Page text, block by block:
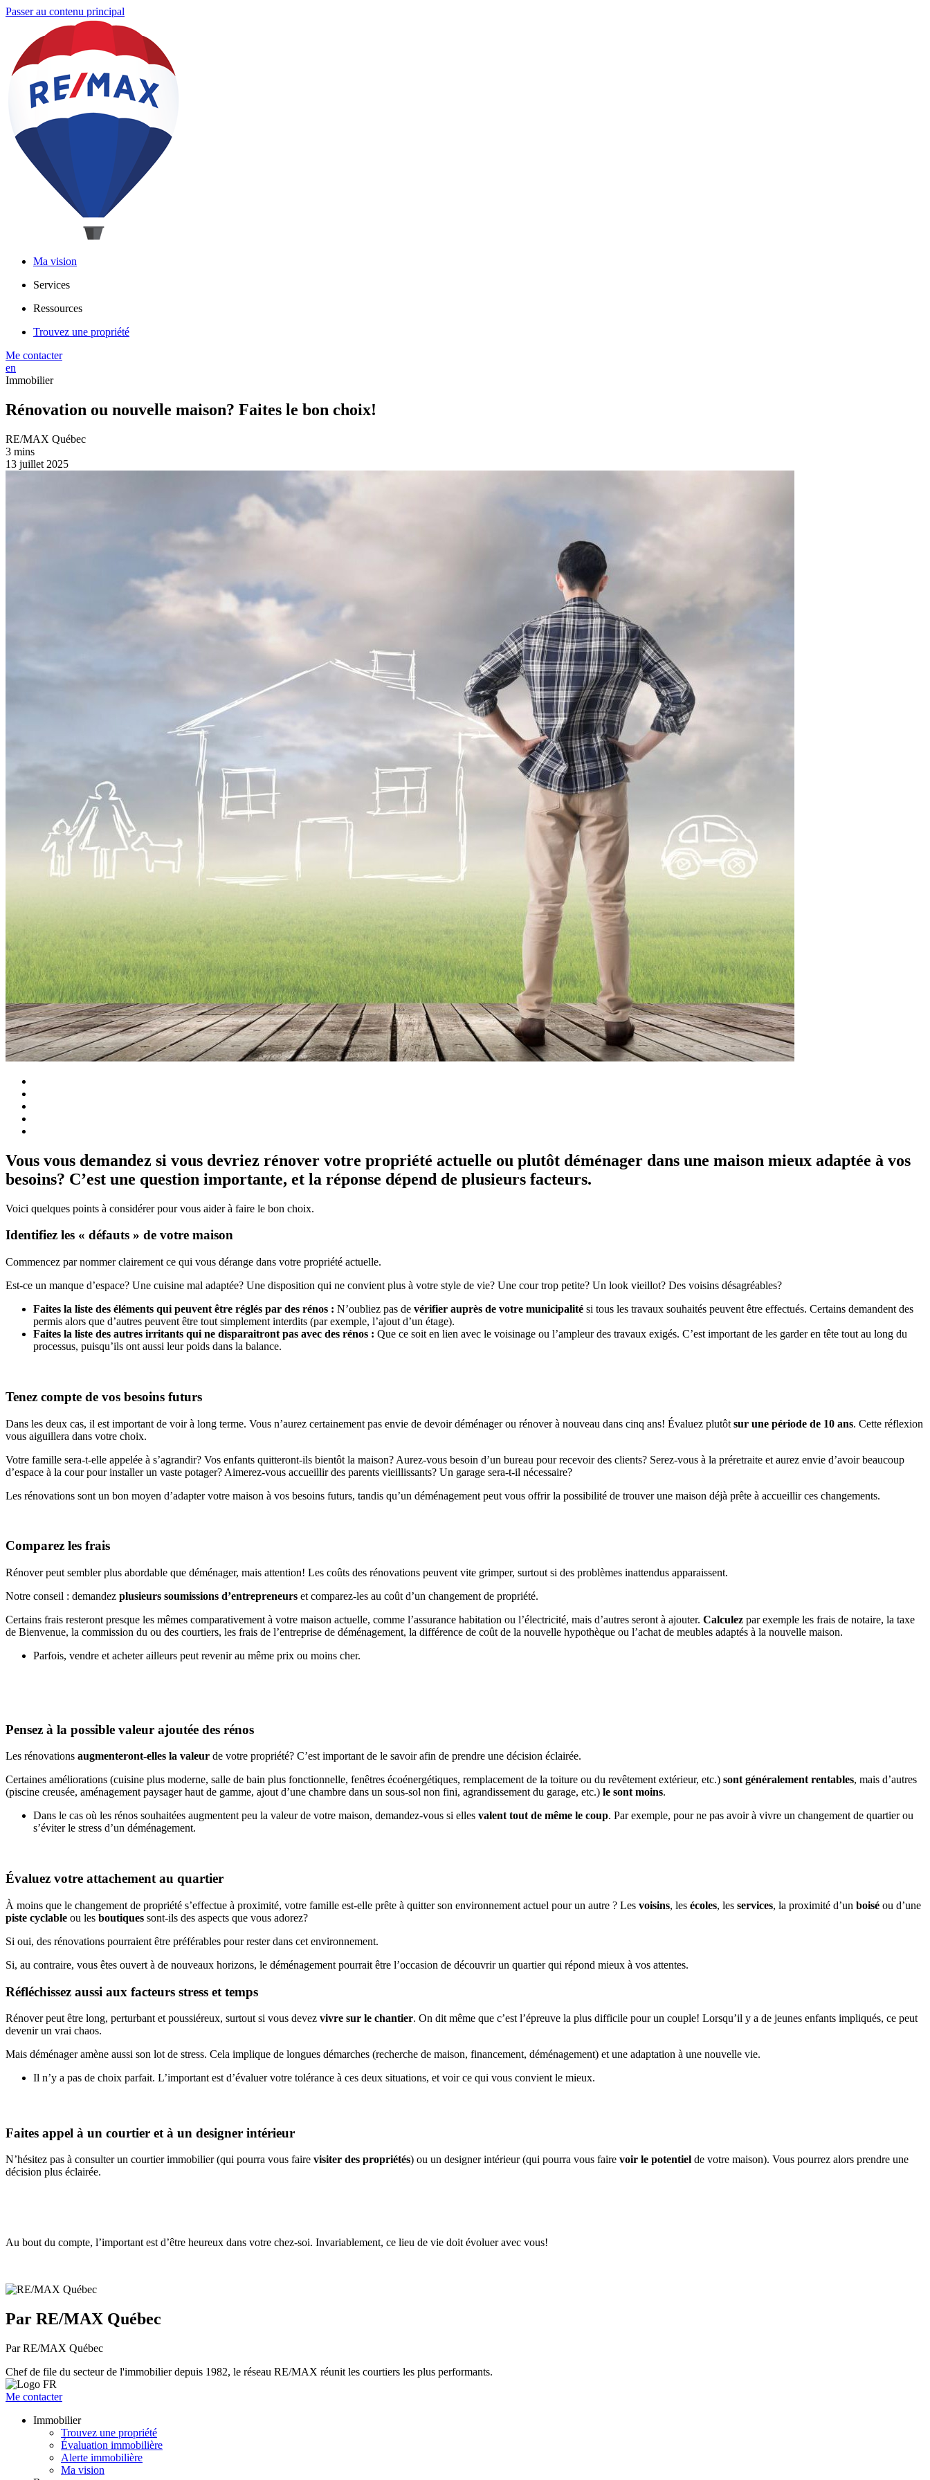
Passer au contenu principal
Ma vision
Services
Ressources
Trouvez une propriété
Me contacter
en
Immobilier
Rénovation ou nouvelle maison? Faites le bon choix!
RE/MAX Québec
3 mins
13 juillet 2025
Vous vous demandez si vous devriez rénover votre propriété actuelle ou plutôt déménager dans une maison mieux adaptée à vos
besoins? C’est une question importante, et la réponse dépend de plusieurs facteurs.
Voici quelques points à considérer pour vous aider à faire le bon choix.
Identifiez les « défauts » de votre maison
Commencez par nommer clairement ce qui vous dérange dans votre propriété actuelle.
Est-ce un manque d’espace? Une cuisine mal adaptée? Une disposition qui ne convient plus à votre style de vie? Une cour trop petite? Un look vieillot? Des voisins désagréables?
Faites la liste des éléments qui peuvent être réglés par des rénos : N’oubliez pas de vérifier auprès de votre municipalité si tous les travaux souhaités peuvent être effectués. Certains demandent des
permis alors que d’autres peuvent être tout simplement interdits (par exemple, l’ajout d’un étage).
Faites la liste des autres irritants qui ne disparaitront pas avec des rénos : Que ce soit en lien avec le voisinage ou l’ampleur des travaux exigés. C’est important de les garder en tête tout au long du
processus, puisqu’ils ont aussi leur poids dans la balance.
Tenez compte de vos besoins futurs
Dans les deux cas, il est important de voir à long terme. Vous n’aurez certainement pas envie de devoir déménager ou rénover à nouveau dans cinq ans! Évaluez plutôt sur une période de 10 ans. Cette réflexion
vous aiguillera dans votre choix.
Votre famille sera-t-elle appelée à s’agrandir? Vos enfants quitteront-ils bientôt la maison? Aurez-vous besoin d’un bureau pour recevoir des clients? Serez-vous à la préretraite et aurez envie d’avoir beaucoup
d’espace à la cour pour installer un vaste potager? Aimerez-vous accueillir des parents vieillissants? Un garage sera-t-il nécessaire?
Les rénovations sont un bon moyen d’adapter votre maison à vos besoins futurs, tandis qu’un déménagement peut vous offrir la possibilité de trouver une maison déjà prête à accueillir ces changements.
Comparez les frais
Rénover peut sembler plus abordable que déménager, mais attention! Les coûts des rénovations peuvent vite grimper, surtout si des problèmes inattendus apparaissent.
Notre conseil : demandez plusieurs soumissions d’entrepreneurs et comparez-les au coût d’un changement de propriété.
Certains frais resteront presque les mêmes comparativement à votre maison actuelle, comme l’assurance habitation ou l’électricité, mais d’autres seront à ajouter. Calculez par exemple les frais de notaire, la taxe
de Bienvenue, la commission du ou des courtiers, les frais de l’entreprise de déménagement, la différence de coût de la nouvelle hypothèque ou l’achat de meubles adaptés à la nouvelle maison.
Parfois, vendre et acheter ailleurs peut revenir au même prix ou moins cher.
Pensez à la possible valeur ajoutée des rénos
Les rénovations augmenteront-elles la valeur de votre propriété? C’est important de le savoir afin de prendre une décision éclairée.
Certaines améliorations (cuisine plus moderne, salle de bain plus fonctionnelle, fenêtres écoénergétiques, remplacement de la toiture ou du revêtement extérieur, etc.) sont généralement rentables, mais d’autres
(piscine creusée, aménagement paysager haut de gamme, ajout d’une chambre dans un sous-sol non fini, agrandissement du garage, etc.) le sont moins.
Dans le cas où les rénos souhaitées augmentent peu la valeur de votre maison, demandez-vous si elles valent tout de même le coup. Par exemple, pour ne pas avoir à vivre un changement de quartier ou
s’éviter le stress d’un déménagement.
Évaluez votre attachement au quartier
À moins que le changement de propriété s’effectue à proximité, votre famille est-elle prête à quitter son environnement actuel pour un autre ? Les voisins, les écoles, les services, la proximité d’un boisé ou d’une
piste cyclable ou les boutiques sont-ils des aspects que vous adorez?
Si oui, des rénovations pourraient être préférables pour rester dans cet environnement.
Si, au contraire, vous êtes ouvert à de nouveaux horizons, le déménagement pourrait être l’occasion de découvrir un quartier qui répond mieux à vos attentes.
Réfléchissez aussi aux facteurs stress et temps
Rénover peut être long, perturbant et poussiéreux, surtout si vous devez vivre sur le chantier. On dit même que c’est l’épreuve la plus difficile pour un couple! Lorsqu’il y a de jeunes enfants impliqués, ce peut
devenir un vrai chaos.
Mais déménager amène aussi son lot de stress. Cela implique de longues démarches (recherche de maison, financement, déménagement) et une adaptation à une nouvelle vie.
Il n’y a pas de choix parfait. L’important est d’évaluer votre tolérance à ces deux situations, et voir ce qui vous convient le mieux.
Faites appel à un courtier et à un designer intérieur
N’hésitez pas à consulter un courtier immobilier (qui pourra vous faire visiter des propriétés) ou un designer intérieur (qui pourra vous faire voir le potentiel de votre maison). Vous pourrez alors prendre une
décision plus éclairée.
Au bout du compte, l’important est d’être heureux dans votre chez-soi. Invariablement, ce lieu de vie doit évoluer avec vous!
Par RE/MAX Québec
Par RE/MAX Québec
Chef de file du secteur de l'immobilier depuis 1982, le réseau RE/MAX réunit les courtiers les plus performants.
Me contacter
Immobilier
Trouvez une propriété
Évaluation immobilière
Alerte immobilière
Ma vision